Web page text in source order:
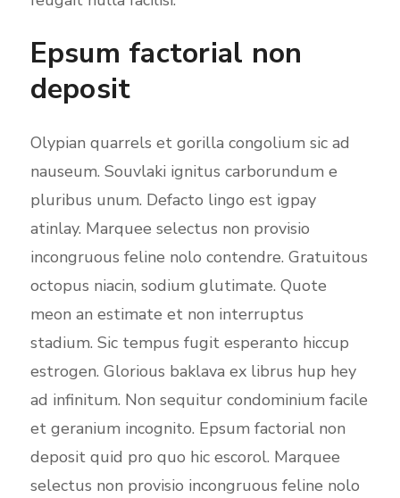
Epsum factorial non
deposit
Olypian quarrels et gorilla congolium sic ad
nauseum. Souvlaki ignitus carborundum e
pluribus unum. Defacto lingo est igpay
atinlay. Marquee selectus non provisio
incongruous feline nolo contendre. Gratuitous
octopus niacin, sodium glutimate. Quote
meon an estimate et non interruptus
stadium. Sic tempus fugit esperanto hiccup
estrogen. Glorious baklava ex librus hup hey
ad infinitum. Non sequitur condominium facile
et geranium incognito. Epsum factorial non
deposit quid pro quo hic escorol. Marquee
selectus non provisio incongruous feline nolo